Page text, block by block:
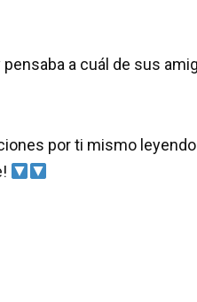
a cuál de sus
por ti mismo